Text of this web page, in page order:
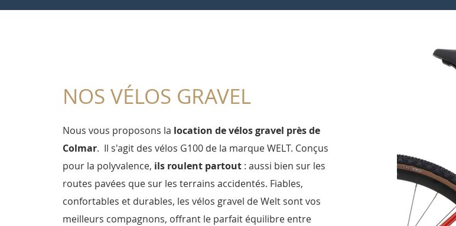
NOS VÉLOS GRAVEL
Nous vous proposons la location de vélos gravel près de
Colmar. Il s'agit des vélos G100 de la marque WELT. Conçus
pour la polyvalence, ils roulent partout : aussi bien sur les
routes pavées que sur les terrains accidentés. Fiables,
confortables et durables, les vélos gravel de Welt sont vos
meilleurs compagnons, offrant le parfait équilibre entre